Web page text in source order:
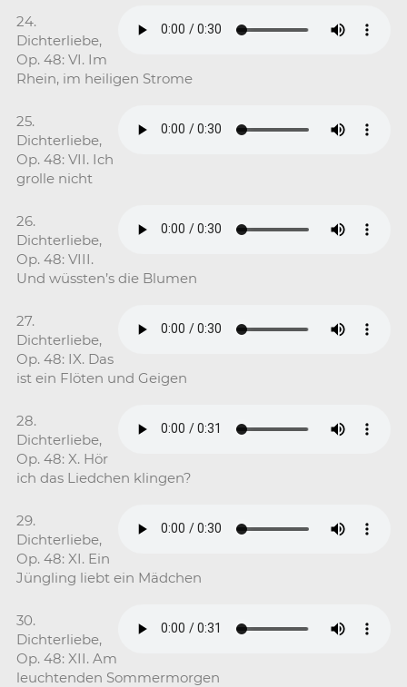
24.
Dichterliebe,
Op. 48: VI. Im
Rhein, im heiligen Strome
25.
Dichterliebe,
Op. 48: VII. Ich
grolle nicht
26.
Dichterliebe,
Op. 48: VIII.
Und wüssten’s die Blumen
27.
Dichterliebe,
Op. 48: IX. Das
ist ein Flöten und Geigen
28.
Dichterliebe,
Op. 48: X. Hör
ich das Liedchen klingen?
29.
Dichterliebe,
Op. 48: XI. Ein
Jüngling liebt ein Mädchen
30.
Dichterliebe,
Op. 48: XII. Am
leuchtenden Sommermorgen